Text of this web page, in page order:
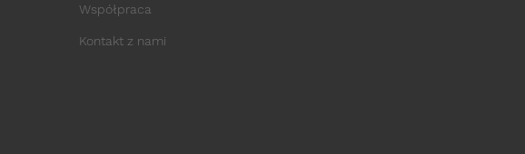
Współpraca
Kontakt z nami